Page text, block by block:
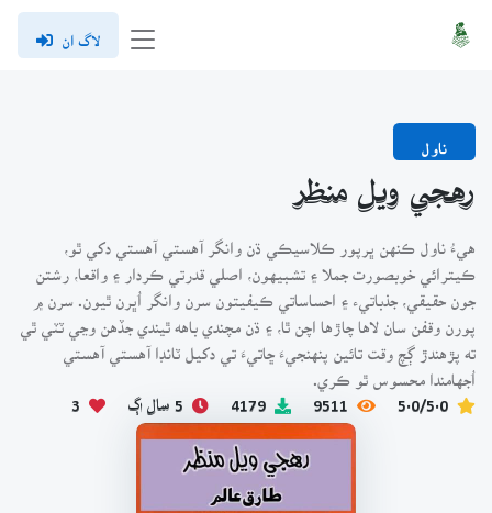
لاگ ان
ناول
رهجي ويل منظر
هيءُ ناول ڪنهن ڀرپور ڪلاسيڪي ڌن وانگر آهستي آهستي دکي ٿو،
ڪيترائي خوبصورت جملا ۽ تشبيهون، اصلي قدرتي ڪردار ۽ واقعا، رشتن
جون حقيقي، جذباتيء ۽ احساساتي ڪيفيتون سرن وانگر اُڀرن ٿيون. سرن ۾
پورن وقفن سان لاها چاڙها اچن ٿا، ۽ ڌن مچندي باهه ٿيندي جڏهن وڃي ٽٽي ٿي
ته پڙهندڙ ڳچ وقت تائين پنهنجيءَ ڇاتيءَ تي دکيل ٽانڊا آهستي آهستي
اُجهامندا محسوس ٿو ڪري.
5.0/5.0
9511
4179 5 سال اڳ 3